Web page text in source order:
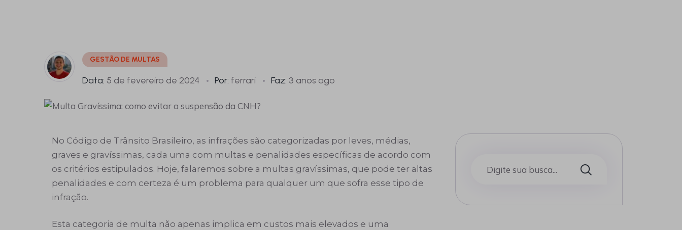
GESTÃO DE MULTAS
Data: 5 de fevereiro de 2024 Por: ferrari Faz: 3 anos ago
No Código de Trânsito Brasileiro, as infrações são categorizadas por leves, médias,
graves e gravíssimas, cada uma com multas e penalidades específicas de acordo com
os critérios estipulados. Hoje, falaremos sobre a multas gravíssimas, que pode ter altas
penalidades e com certeza é um problema para qualquer um que sofra esse tipo de
infração.
Esta categoria de multa não apenas implica em custos mais elevados e uma